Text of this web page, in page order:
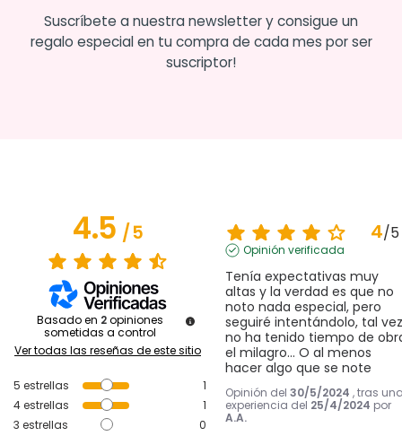
Suscríbete a nuestra newsletter y consigue un
regalo especial en tu compra de cada mes por ser
suscriptor!
4.5/5
Basado en 2 opiniones
sometidas a control
Ver todas las reseñas de este sitio
5 estrellas
1
4estrellas
1
3 estrellas
0
4/5
Opinión verificada
Tenía expectativas muy
altas y la verdad es que no
noto nada especial, pero
seguiré intentándolo, tal vez
no ha tenido tiempo de
el milagro... O al menos
hacer algo que se note
Opinión del 30/5/2024 , tras
experiencia del 25/4/2024 por
A.A.